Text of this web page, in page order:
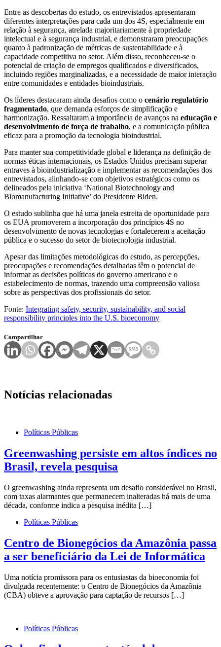
Entre as descobertas do estudo, os entrevistados apresentaram
diferentes interpretações para cada um dos 4S, especialmente em
relação à segurança, atrelada majoritariamente à propriedade
intelectual e à segurança industrial, e demonstraram preocupações
quanto à padronização de métricas de sustentabilidade e à
capacidade competitiva no setor. Além disso, reconheceu-se o
potencial de criação de empregos qualificados e diversificados,
incluindo regiões marginalizadas, e a necessidade de maior interação
entre comunidades e entidades bioindustriais.
Os líderes destacaram ainda desafios como o cenário regulatório
fragmentado, que demanda esforços de simplificação e
harmonização. Ressaltaram a importância de avanços na educação e
desenvolvimento de força de trabalho, e a comunicação pública
eficaz para a promoção da tecnologia bioindustrial.
Para manter sua competitividade global e liderança na definição de
normas éticas internacionais, os Estados Unidos precisam superar
entraves à bioindustrialização e implementar as recomendações dos
entrevistados, alinhando-se com objetivos estratégicos como os
delineados pela iniciativa ‘National Biotechnology and
Biomanufacturing Initiative’ do Presidente Biden.
O estudo sublinha que há uma janela estreita de oportunidade para
os EUA promoverem a incorporação dos princípios 4S no
desenvolvimento de novas tecnologias e fortalecerem a aceitação
pública e o sucesso do setor de biotecnologia industrial.
Apesar das limitações metodológicas do estudo, as percepções,
preocupações e recomendações detalhadas têm o potencial de
informar as decisões políticas do governo americano e o
estabelecimento de normas, trazendo uma compreensão valiosa
sobre as perspectivas dos profissionais do setor.
Fonte: Integrating safety, security, sustainability, and social
responsibility principles into the U.S. bioeconomy
Compartilhar
Notícias relacionadas
Políticas Públicas
Greenwashing persiste em altos índices no
Brasil, revela pesquisa
O greenwashing ainda representa um desafio considerável no Brasil,
com taxas alarmantes que permanecem inalteradas há mais de uma
década, conforme indica a pesquisa inédita […]
Políticas Públicas
Centro de Bionegócios da Amazônia passa
a ser beneficiário da Lei de Informática
Uma notícia promissora para os entusiastas da bioeconomia foi
divulgada recentemente: o Centro de Bionegócios da Amazônia
(CBA) obteve a aprovação para captação de recursos […]
Políticas Públicas